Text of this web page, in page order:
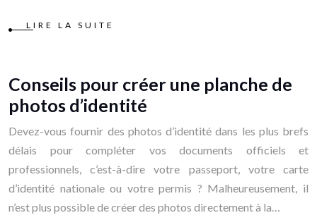
LIRE LA SUITE
Conseils pour créer une planche de
photos d’identité
Devez-vous fournir des photos d’identité dans les plus brefs
délais pour compléter vos documents officiels et
professionnels, c’est-à-dire votre passeport, votre carte
d’identité nationale ou votre permis ? Malheureusement, il
n’est plus possible de créer des photos directement à la…